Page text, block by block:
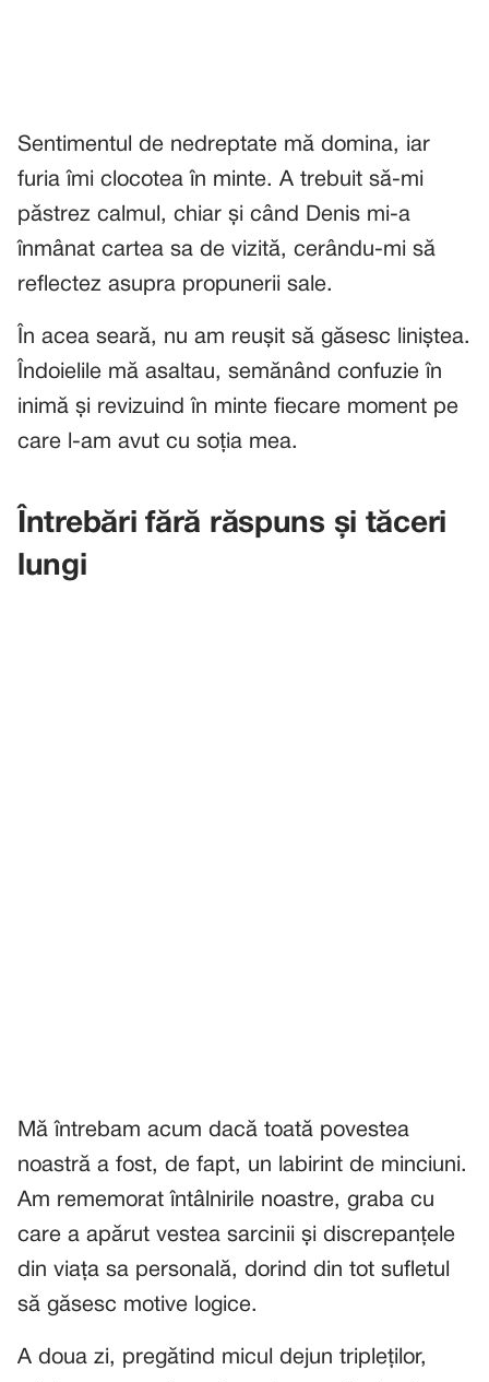
Sentimentul de nedreptate mă domina, iar
furia îmi clocotea în minte. A trebuit să-mi
păstrez calmul, chiar și când Denis mi-a
înmânat cartea sa de vizită, cerându-mi să
reflectez asupra propunerii sale.
În acea seară, nu am reușit să găsesc liniștea.
Îndoielile mă asaltau, semănând confuzie în
inimă și revizuind în minte fiecare moment pe
care l-am avut cu soția mea.
Întrebări fără răspuns și tăceri
lungi
Mă întrebam acum dacă toată povestea
noastră a fost, de fapt, un labirint de minciuni.
Am rememorat întâlnirile noastre, graba cu
care a apărut vestea sarcinii și discrepanțele
din viața sa personală, dorind din tot sufletul
să găsesc motive logice.
A doua zi, pregătind micul dejun tripleților,